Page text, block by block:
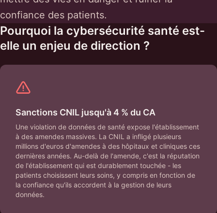
confiance des patients.
Pourquoi la cybersécurité santé est-
elle un enjeu de direction ?
Sanctions CNIL jusqu'à 4 % du CA
Une violation de données de santé expose l'établissement
à des amendes massives. La CNIL a infligé plusieurs
millions d'euros d'amendes à des hôpitaux et cliniques ces
dernières années. Au-delà de l'amende, c'est la réputation
de l'établissement qui est durablement touchée - les
patients choisissent leurs soins, y compris en fonction de
la confiance qu'ils accordent à la gestion de leurs
données.